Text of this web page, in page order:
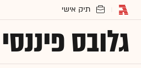
גלובס פיננסי